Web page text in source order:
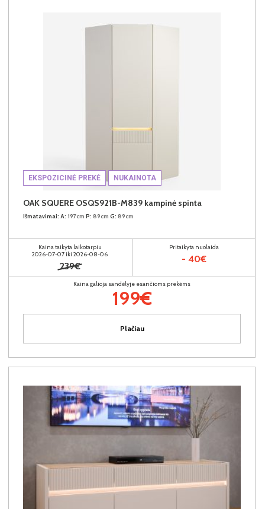
EKSPOZICINĖ PREKĖ NUKAINOTA
OAK SQUERE OSQS921B-M839 kampinė spinta
Išmatavimai: A: 197cm P: 89cm G: 89cm
Kaina taikyta laikotarpiu
2026-07-07 iki 2026-08-06
239€
Pritaikyta nuolaida
- 40€
Kaina galioja sandėlyje esančioms prekėms
199€
Plačiau